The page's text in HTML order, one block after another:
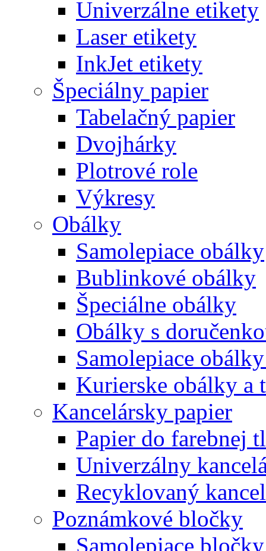
Univerzálne etikety
Laser etikety
InkJet etikety
Špeciálny papier
Tabelačný papier
Dvojhárky
Plotrové role
Výkresy
Obálky
Samolepiace obálky
Bublinkové obálky
Špeciálne obálky
Obálky s
Samolepiace
Kurierske obálky a
Kancelársky papier
Papier do farebnej
Univerzálny
Recyklovaný
Poznámkové bločky
Samolepiace bločky